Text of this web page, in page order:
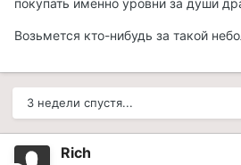
покупать именно уровни за души
Возьмется кто-нибудь за такой
3 недели спустя...
Rich